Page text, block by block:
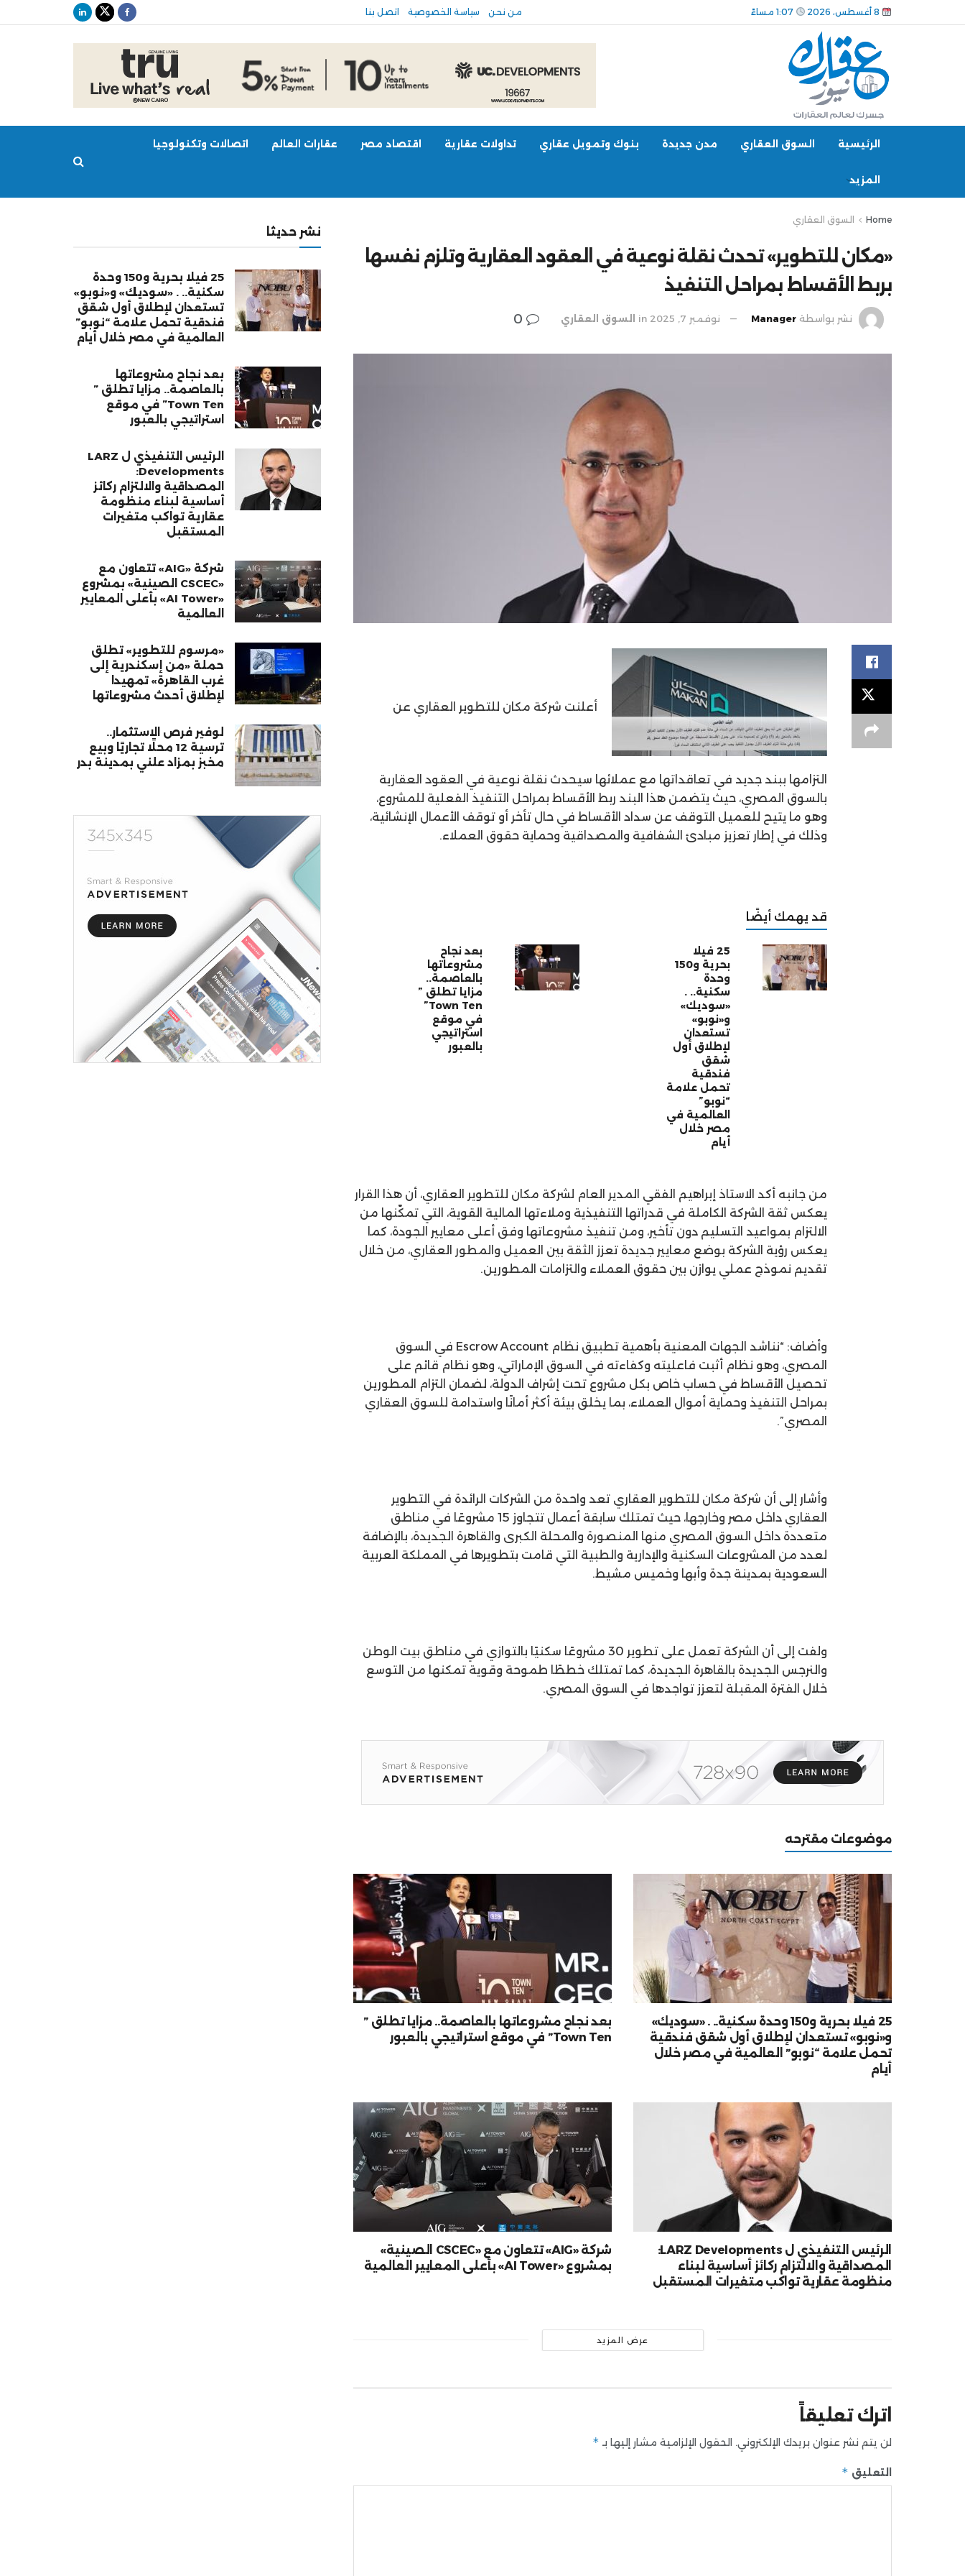
1:07 مساءً من نحن سياسة الخصوصية اتصل بنا
الرئيسية السوق العقاري مدن جديدة بنوك وتمويل عقاري تداولات عقارية اقتصاد مصر عقارات العالم اتصالات وتكنولوجيا
المزيد
Home السوق العقاري
«مكان للتطوير» تحدث نقلة نوعية في العقود العقارية وتلزم نفسها
بربط الأقساط بمراحل التنفيذ
نشر بواسطة Manager نوفمبر 7, 2025 in السوق العقاري
أعلنت شركة مكان للتطوير العقاري عن
التزامها ببند جديد في تعاقداتها مع عملائها سيحدث نقلة نوعية في العقود العقارية
بالسوق المصري، حيث يتضمن هذا البند ربط الأقساط بمراحل التنفيذ الفعلية للمشروع،
وهو ما يتيح للعميل التوقف عن سداد الأقساط في حال تأخر أو توقف الأعمال الإنشائية،
وذلك في إطار تعزيز مبادئ الشفافية والمصداقية وحماية حقوق العملاء.
قد يهمك أيضًا
25 فيلا
بحرية و150
وحدة
سكنية.. .
«سوديك»
و«نوبو»
تستعدان
لإطلاق أول
شقق
فندقية
تحمل علامة
“نوبو”
العالمية في
مصر خلال
أيام
بعد نجاح
مشروعاتها
بالعاصمة..
مزايا تطلق ”
Town Ten”
في موقع
استراتيجي
بالعبور
من جانبه أكد الاستاذ إبراهيم الفقي المدير العام لشركة مكان للتطوير العقاري، أن هذا القرار
يعكس ثقة الشركة الكاملة في قدراتها التنفيذية وملاءتها المالية القوية، التي تمكّنها من
الالتزام بمواعيد التسليم دون تأخير، ومن تنفيذ مشروعاتها وفق أعلى معايير الجودة، كما
يعكس رؤية الشركة بوضع معايير جديدة تعزز الثقة بين العميل والمطور العقاري، من خلال
تقديم نموذج عملي يوازن بين حقوق العملاء والتزامات المطورين.
وأضاف: “نناشد الجهات المعنية بأهمية تطبيق نظام Escrow Account في السوق
المصري، وهو نظام أثبت فاعليته وكفاءته في السوق الإماراتي، وهو نظام قائم على
تحصيل الأقساط في حساب خاص بكل مشروع تحت إشراف الدولة، لضمان التزام المطورين
بمراحل التنفيذ وحماية أموال العملاء، بما يخلق بيئة أكثر أمانًا واستدامة للسوق العقاري
المصري”.
وأشار إلى أن شركة مكان للتطوير العقاري تعد واحدة من الشركات الرائدة في التطوير
العقاري داخل مصر وخارجها، حيث تمتلك سابقة أعمال تتجاوز 15 مشروعًا في مناطق
متعددة داخل السوق المصري منها المنصورة والمحلة الكبرى والقاهرة الجديدة، بالإضافة
لعدد من المشروعات السكنية والإدارية والطبية التي قامت بتطويرها في المملكة العربية
السعودية بمدينة جدة وأبها وخميس مشيط.
ولفت إلى أن الشركة تعمل على تطوير 30 مشروعًا سكنيًا بالتوازي في مناطق بيت الوطن
والنرجس الجديدة بالقاهرة الجديدة، كما تمتلك خططًا طموحة وقوية تمكنها من التوسع
خلال الفترة المقبلة لتعزز تواجدها في السوق المصري.
موضوعات مقترحه
25 فيلا بحرية و150 وحدة سكنية.. . «سوديك»
و«نوبو» تستعدان لإطلاق أول شقق فندقية
تحمل علامة “نوبو” العالمية في مصر خلال
أيام
بعد نجاح مشروعاتها بالعاصمة.. مزايا تطلق ”
Town Ten” في موقع استراتيجي بالعبور
الرئيس التنفيذي ل LARZ Developments:
المصداقية والالتزام ركائز أساسية لبناء
منظومة عقارية تواكب متغيرات المستقبل
شركة «AIG» تتعاون مع «CSCEC الصينية»
بمشروع «AI Tower» بأعلى المعايير العالمية
عرض المزيد
اترك تعليقاً
لن يتم نشر عنوان بريدك الإلكتروني. الحقول الإلزامية مشار إليها بـ *
التعليق *
نشر حديثا
25 فيلا بحرية و150 وحدة
سكنية.. . «سوديك» و«نوبو»
تستعدان لإطلاق أول شقق
فندقية تحمل علامة “نوبو”
العالمية في مصر خلال أيام
بعد نجاح مشروعاتها
بالعاصمة.. مزايا تطلق ”
Town Ten” في موقع
استراتيجي بالعبور
الرئيس التنفيذي ل LARZ
Developments:
المصداقية والالتزام ركائز
أساسية لبناء منظومة
عقارية تواكب متغيرات
المستقبل
شركة «AIG» تتعاون مع
«CSCEC الصينية» بمشروع
«AI Tower» بأعلى المعايير
العالمية
«مرسوم للتطوير» تطلق
حملة «من إسكندرية إلى
غرب القاهرة» تمهيدا
لإطلاق أحدث مشروعاتها
لوفير فرص الاستثمار..
ترسية 12 محلًا تجاريًا وبيع
مخبز بمزاد علني بمدينة بدر